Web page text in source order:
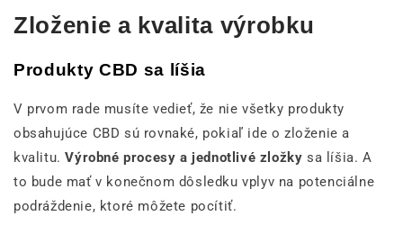
Zloženie a kvalita výrobku
Produkty CBD sa líšia
V prvom rade musíte vedieť, že nie všetky produkty
obsahujúce CBD sú rovnaké, pokiaľ ide o zloženie a
kvalitu. Výrobné procesy a jednotlivé zložkysa líšia. A
to bude mať v konečnom dôsledku vplyv na potenciálne
podráždenie, ktoré môžete pocítiť.